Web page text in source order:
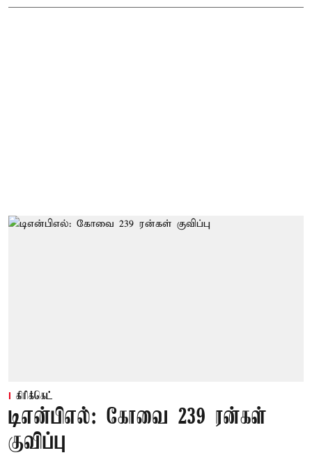
கிரிக்கெட்
டிஎன்பிஎல்: கோவை 239 ரன்கள்
குவிப்பு